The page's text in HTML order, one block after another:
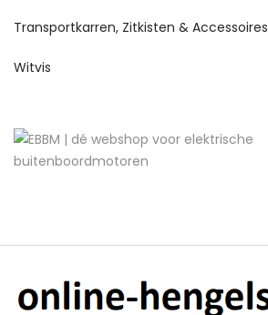
Transportkarren, Zitkisten & Accessoires
Witvis